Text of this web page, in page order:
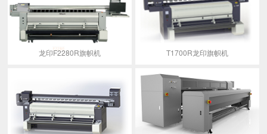
龙印F2280R旗帜机 T1700R龙印旗帜机